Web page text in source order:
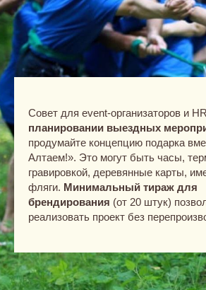
Совет для event-организаторов и
планировании выездных
продумайте концепцию подарка
Алтаем!». Это могут быть часы,
гравировкой, деревянные карты,
фляги. Минимальный тираж для
брендирования (от 20 штук)
реализовать проект без